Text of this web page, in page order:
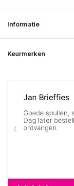
Informatie
Keurmerken